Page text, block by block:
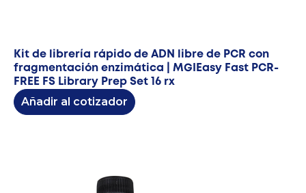
Kit de librería rápido de ADN libre de PCR con
fragmentación enzimática | MGIEasy Fast PCR-
FREE FS Library Prep Set 16 rx
Añadir al cotizador